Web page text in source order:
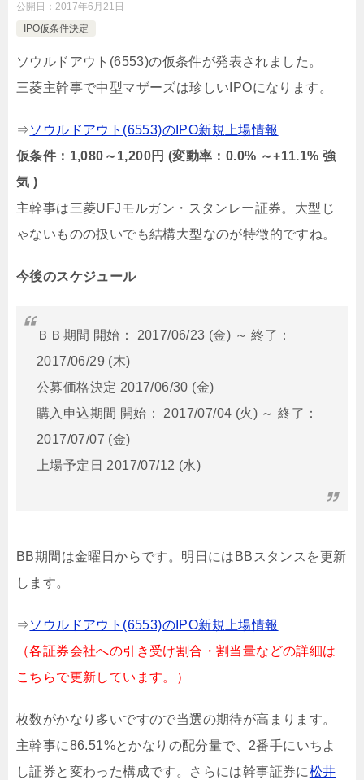
公開日： 2017年6月21日
IPO仮条件決定
ソウルドアウト(6553)の仮条件が発表されました。
三菱主幹事で中型マザーズは珍しいIPOになります。
⇒ソウルドアウト(6553)のIPO新規上場情報
仮条件：1,080～1,200円 (変動率：0.0% ～+11.1% 強
気 )
主幹事は三菱UFJモルガン・スタンレー証券。大型じ
ゃないものの扱いでも結構大型なのが特徴的ですね。
今後のスケジュール
ＢＢ期間 開始： 2017/06/23 (金) ～ 終了：
2017/06/29 (木)
公募価格決定 2017/06/30 (金)
購入申込期間 開始： 2017/07/04 (火) ～ 終了：
2017/07/07 (金)
上場予定日 2017/07/12 (水)
BB期間は金曜日からです。明日にはBBスタンスを更新
します。
⇒ソウルドアウト(6553)のIPO新規上場情報
（各証券会社への引き受け割合・割当量などの詳細は
こちらで更新しています。）
枚数がかなり多いですので当選の期待が高まります。
主幹事に86.51%とかなりの配分量で、2番手にいちよ
し証券と変わった構成です。さらには幹事証券に松井